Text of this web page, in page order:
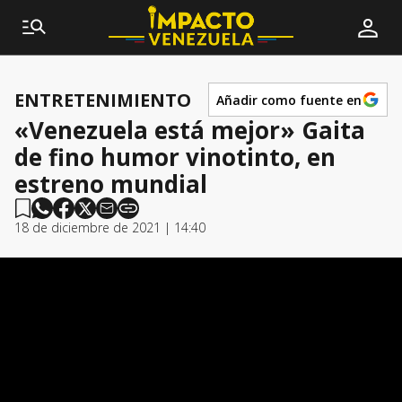
ENTRETENIMIENTO Añadir como fuente en
«Venezuela está mejor» Gaita
de fino humor vinotinto, en
estreno mundial
18 de diciembre de 2021 | 14:40